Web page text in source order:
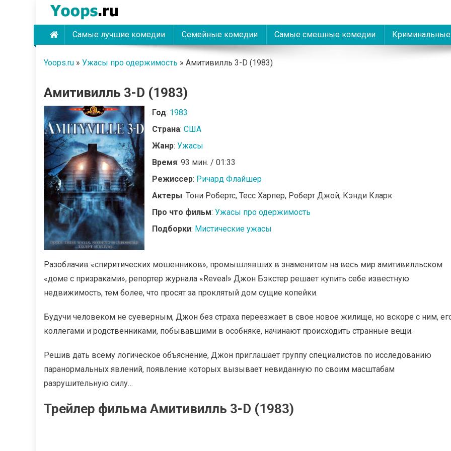
Skip
content
Yoops Самые лучшие комедии Семейные комедии Самые смешные комедии
Yoops.ru » Ужасы про одержимость » Амитивилль 3-D (1983)
Амитивилль 3-D (1983)
Год: 1983
Страна: США
Жанр: Ужасы
Время: 93 мин. / 01:33
Режиссер: Ричард Флайшер
Актеры: Тони Робертс, Тесс Харпер, Роберт Джой, Кэнди Кларк
Про что фильм: Ужасы про одержимость
Подборки: Мистические ужасы
Разоблачив «спиритических мошенников», промышлявших в знаменитом на весь мир амитивилльском
«доме с призраками», репортер журнала «Reveal» Джон Бэкстер решает купить себе известную
недвижимость, тем более, что просят за проклятый дом сущие копейки.
Будучи человеком не суеверным, Джон без страха переезжает в свое новое жилище, но вскоре с ним,
коллегами и родственниками, побывавшими в особняке, начинают происходить странные вещи.
Решив дать всему логическое объяснение, Джон приглашает группу специалистов по исследованию
паранормальных явлений, появление которых вызывает невиданную по своим масштабам
разрушительную силу…
Трейлер фильма Амитивилль 3-D (1983)